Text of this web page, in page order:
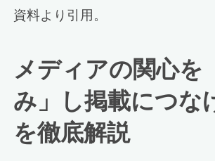
資料より引用。
メディアの関心を
み」し掲載につな
を徹底解説